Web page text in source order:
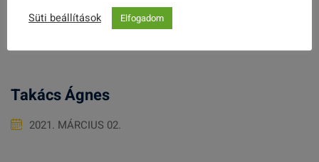
Takács Ágnes
2021. MÁRCIUS 02.
Süti beállítások
Elfogadom